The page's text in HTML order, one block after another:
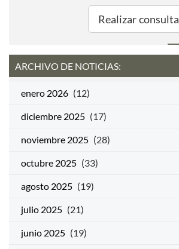
Realizar consulta
ARCHIVO DE NOTICIAS:
enero 2026 (12)
diciembre 2025 (17)
noviembre 2025 (28)
octubre 2025 (33)
agosto 2025 (19)
julio 2025 (21)
junio 2025 (19)